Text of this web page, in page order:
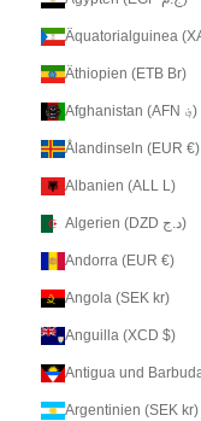
Äthiopien (ETB Br)
Afghanistan (AFN ؋)
Ålandinseln (EUR €)
Albanien (ALL L)
Algerien (DZD د.ج)
Andorra (EUR €)
Angola (SEK kr)
Anguilla (XCD $)
Argentinien (SEK kr)